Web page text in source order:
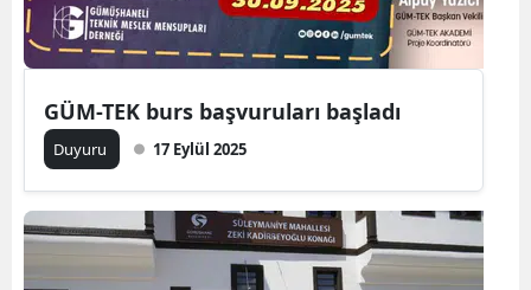
Kırklareli
Kırşehir
Kocaeli
Kütahya
Malatya
GÜM-TEK burs başvuruları başladı
Duyuru 17 Eylül 2025